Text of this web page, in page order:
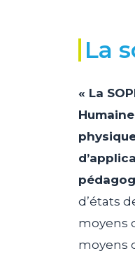
La
« La
d’états
moyens
moyens